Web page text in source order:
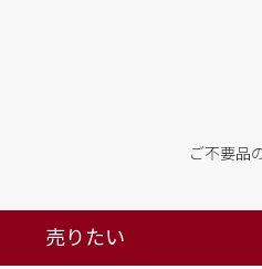
ご不要品
売りたい